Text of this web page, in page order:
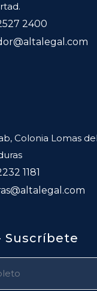
2400
Colonia Lomas
1181
Suscríbete